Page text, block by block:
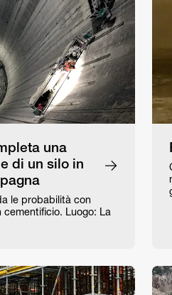
una
di un silo in
le probabilità con
cementificio. Luogo: La